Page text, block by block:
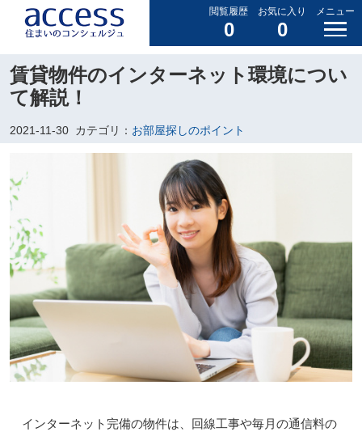
閲覧履歴
0
お気に入り
0
メニュー
賃貸物件のインターネット環境につい
て解説！
2021-11-30 カテゴリ： お部屋探しのポイント
インターネット完備の物件は、回線工事や毎月の通信料の